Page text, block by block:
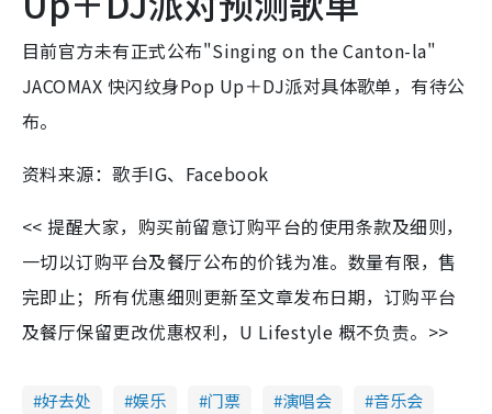
目前官方未有正式公布"Singing on the Canton-la"
JACOMAX 快闪纹身Pop Up＋DJ派对具体歌单，有待公
布。
资料来源：歌手IG、Facebook
<< 提醒大家，购买前留意订购平台的使用条款及细则，
一切以订购平台及餐厅公布的价钱为准。数量有限，售
完即止；所有优惠细则更新至文章发布日期，订购平台
及餐厅保留更改优惠权利，U Lifestyle 概不负责。>>
好去处 娱乐 门票 演唱会
音乐会